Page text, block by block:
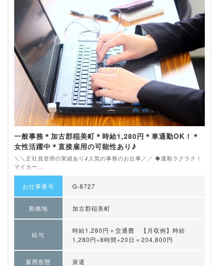
一般事務＊加古郡稲美町＊時給1,280円＊車通勤OK！＊
女性活躍中＊直接雇用の可能性あり♪
＼＼正社員登用の実績あり♪人気の事務のお仕事／／ ◆通勤ラクラク！
マイカー...
お仕事番号 G-8727
勤務地 加古郡稲美町
給与
時給1,280円＋交通費 【月収例】時給
1,280円×8時間×20日＝204,800円
雇用形態 派遣